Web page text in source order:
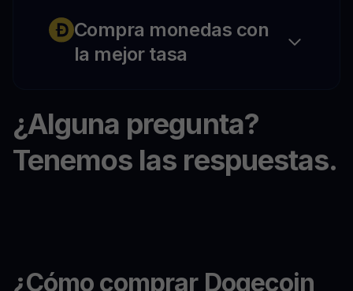
Compra monedas con
la mejor tasa
¿Alguna pregunta?
Tenemos las respuestas.
¿Cómo comprar Dogecoin